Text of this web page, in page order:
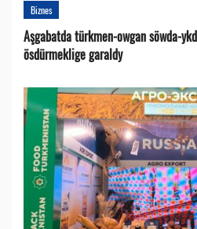
Biznes
Aşgabatda türkmen-owgan söwda-
ösdürmeklige garaldy